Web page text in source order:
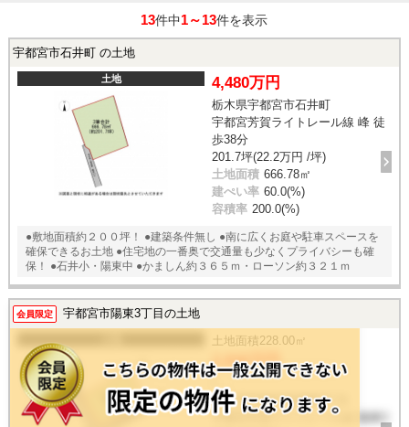
13件中1～13件を表示
宇都宮市石井町 の土地
土地 4,480万円
栃木県宇都宮市石井町
宇都宮芳賀ライトレール線 峰 徒
歩38分
201.7坪(22.2万円 /坪)
土地面積 666.78㎡
建ぺい率 60.0(%)
容積率 200.0(%)
●敷地面積約２００坪！ ●建築条件無し ●南に広くお庭や駐車スペースを
確保できるお土地 ●住宅地の一番奥で交通量も少なくプライバシーも確
保！ ●石井小・陽東中 ●かましん約３６５ｍ・ローソン約３２１ｍ
会員限定 宇都宮市陽東3丁目の土地
土地面積 228.00㎡
2,830万円
/ -
栃木県宇都宮市陽東3丁目
宇都宮芳賀ライトレール線 陽東3